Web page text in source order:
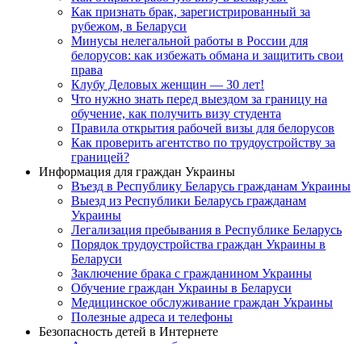
Как признать брак, зарегистрированный за
рубежом, в Беларуси
Минусы нелегальной работы в России для
белорусов: как избежать обмана и защитить свои
права
Клубу Деловых женщин — 30 лет!
Что нужно знать перед выездом за границу на
обучение, как получить визу студента
Правила открытия рабочей визы для белорусов
Как проверить агентство по трудоустройству за
границей?
Информация для граждан Украины
Въезд в Республику Беларусь гражданам Украины
Выезд из Республики Беларусь гражданам
Украины
Легализация пребывания в Республике Беларусь
Порядок трудоустройства граждан Украины в
Беларуси
Заключение брака с гражданином Украины
Обучение граждан Украины в Беларуси
Медицинское обслуживание граждан Украины
Полезные адреса и телефоны
Безопасность детей в Интернете